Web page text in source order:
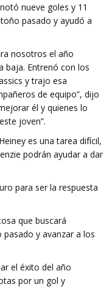
nueve goles y 11
pasado y ayudó a
nosotros el año
baja. Entrenó con los
y trajo esa
de equipo”, dijo
él y quienes lo
joven”.
es una tarea difícil,
podrán ayudar a dar
para ser la respuesta
que buscará
y avanzar a los
el éxito del año
por un gol y